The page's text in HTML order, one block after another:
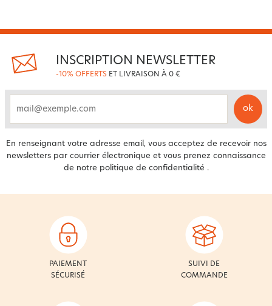
INSCRIPTION NEWSLETTER
-10% OFFERTS ET LIVRAISON À 0 €
email
ok
En renseignant votre adresse email, vous acceptez de recevoir nos
newsletters par courrier électronique et vous prenez connaissance
de notre politique de confidentialité .
PAIEMENT
SÉCURISÉ
SUIVI DE
COMMANDE